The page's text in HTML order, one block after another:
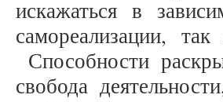
искажаться в
самореализации,
Способности
свобода